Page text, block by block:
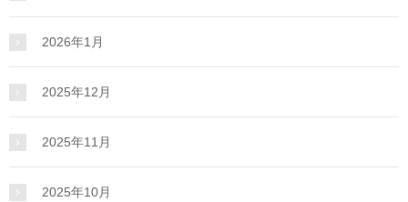
2026年1月
2025年12月
2025年11月
2025年10月